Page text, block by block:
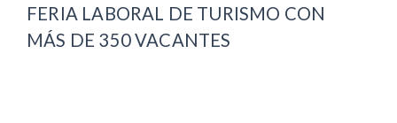
FERIA LABORAL DE TURISMO CON
MÁS DE 350 VACANTES